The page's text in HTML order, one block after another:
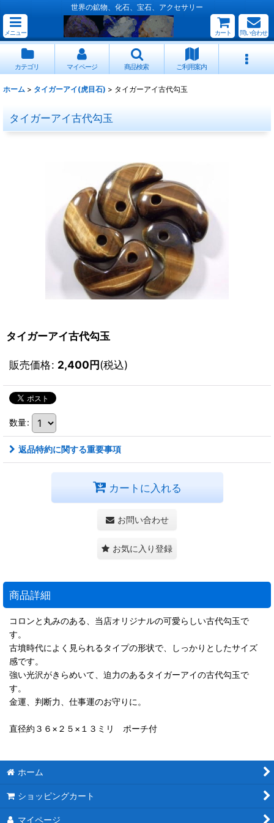
世界の鉱物、化石、宝石、アクセサリー
メニュー カート 問い合わせ
カテゴリ マイページ 商品検索 ご利用案内
ホーム > タイガーアイ(虎目石) > タイガーアイ古代勾玉
タイガーアイ古代勾玉
タイガーアイ古代勾玉
販売価格: 2,400円(税込)
数量:
返品特約に関する重要事項
カートに入れる
お問い合わせ
お気に入り登録
商品詳細
コロンと丸みのある、当店オリジナルの可愛らしい古代勾玉で
す。
古墳時代によく見られるタイプの形状で、しっかりとしたサイズ
感です。
強い光沢がきらめいて、迫力のあるタイガーアイの古代勾玉で
す。
金運、判断力、仕事運のお守りに。
直径約３６×２５×１３ミリ ポーチ付
ホーム
ショッピングカート
マイページ